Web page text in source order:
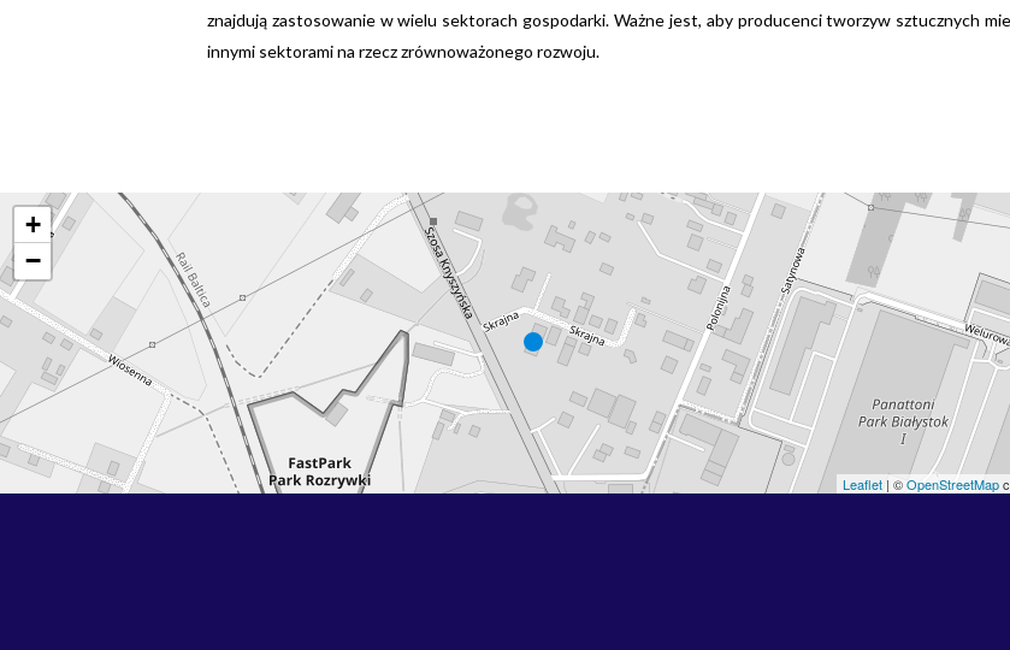
znajdują zastosowanie w wielu sektorach gospodarki. Ważne jest, aby producenci tworzyw sztucznych
innymi sektorami na rzecz zrównoważonego rozwoju.
+
−
Leaflet | ©OpenStreetMap